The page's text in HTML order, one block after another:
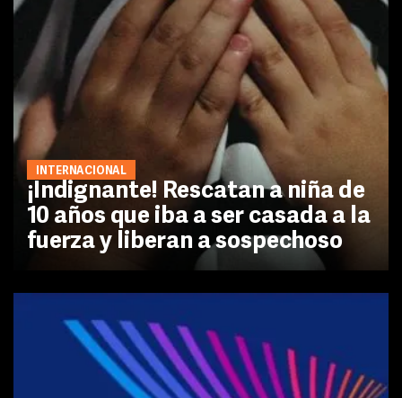
INTERNACIONAL
¡Indignante! Rescatan a niña de
10 años que iba a ser casada a la
fuerza y liberan a sospechoso